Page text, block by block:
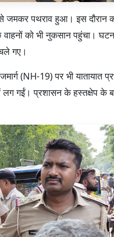
से जमकर पथराव हुआ। इस
को भी नुकसान पहुंचा। घटना
गए।
(NH-19) पर भी यातायात
गईं। प्रशासन के हस्तक्षेप के